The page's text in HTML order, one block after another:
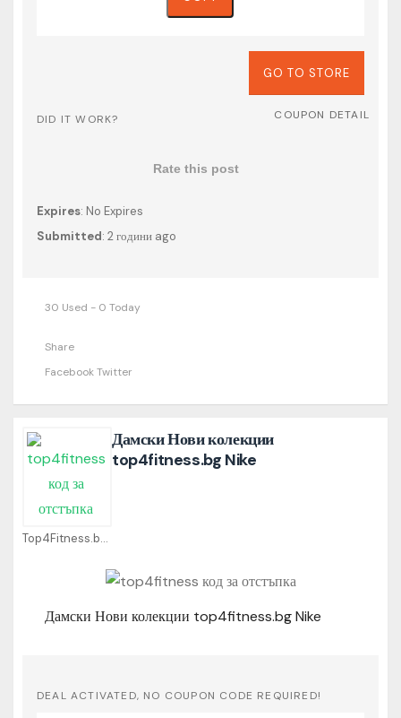
GO TO STORE
DID IT WORK? COUPON DETAIL
Rate this post
Expires: No Expires
Submitted: 2 години ago
30 Used - 0 Today
Share
FacebookTwitter
Top4Fitness.bg Coupons
Дамски Нови колекции
top4fitness.bg Nike
Дамски Нови колекции top4fitness.bg Nike
DEAL ACTIVATED, NO COUPON CODE REQUIRED!